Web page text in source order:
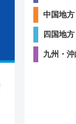
付時間
中国地方
四国地方
九州・